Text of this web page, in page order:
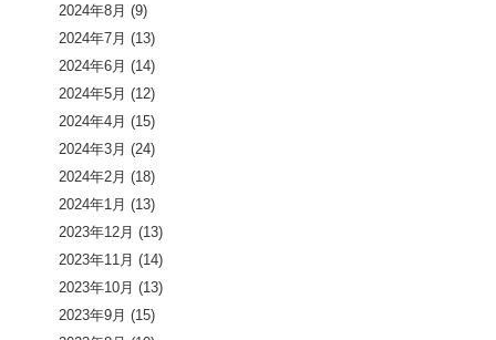
2024年8月 (9)
2024年7月 (13)
2024年6月 (14)
2024年5月 (12)
2024年4月 (15)
2024年3月 (24)
2024年2月 (18)
2024年1月 (13)
2023年12月 (13)
2023年11月 (14)
2023年10月 (13)
2023年9月 (15)